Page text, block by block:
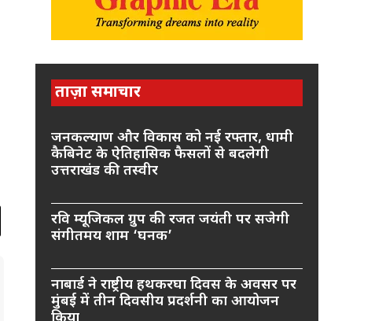
ताज़ा समाचार
जनकल्याण और विकास को नई रफ्तार, धामी
कैबिनेट के ऐतिहासिक फैसलों से बदलेगी
उत्तराखंड की तस्वीर
रवि म्यूजिकल ग्रुप की रजत जयंती पर सजेगी
संगीतमय शाम ‘घनक’
नाबार्ड ने राष्ट्रीय हथकरघा दिवस के अवसर पर
मुंबई में तीन दिवसीय प्रदर्शनी का आयोजन